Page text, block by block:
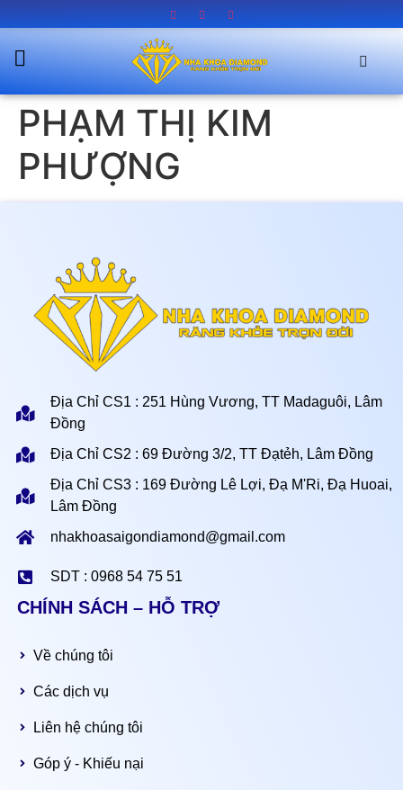
PHẠM THỊ KIM
PHƯỢNG
Địa Chỉ CS1 : 251 Hùng Vương, TT Madaguôi, Lâm
Đồng
Địa Chỉ CS2 : 69 Đường 3/2, TT Đạtẻh, Lâm Đồng
Địa Chỉ CS3 : 169 Đường Lê Lợi, Đạ M'Ri, Đạ Huoai,
Lâm Đồng
nhakhoasaigondiamond@gmail.com
SDT : 0968 54 75 51
CHÍNH SÁCH – HỖ TRỢ
Về chúng tôi
Các dịch vụ
Liên hệ chúng tôi
Góp ý - Khiếu nại